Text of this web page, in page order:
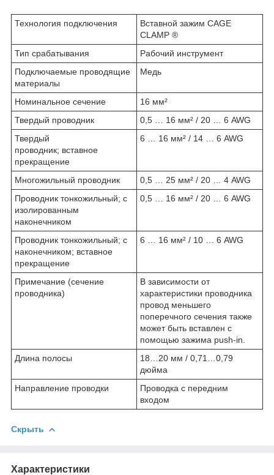
Технология подключения
Вставной зажим CAGE
CLAMP ®
Тип срабатывания
Рабочий инструмент
Подключаемые проводящие
материалы
Медь
Номинальное сечение
16 мм²
Твердый проводник
0,5 … 16 мм² / 20 … 6 AWG
Твердый
проводник; вставное
прекращение
6 … 16 мм² / 14 … 6 AWG
Многожильный проводник
0,5 … 25 мм² / 20 … 4 AWG
Проводник тонкожильный; с
изолированным
наконечником
0,5 … 16 мм² / 20 … 6 AWG
Проводник тонкожильный; с
наконечником; вставное
прекращение
6 … 16 мм² / 10 … 6 AWG
Примечание (сечение
проводника)
В зависимости от
характеристики проводника
провод меньшего
поперечного сечения также
может быть вставлен с
помощью зажима push-in.
Длина полосы
18…20 мм / 0,71…0,79
дюйма
Направление проводки
Проводка с передним
входом
Скрыть
Характеристики